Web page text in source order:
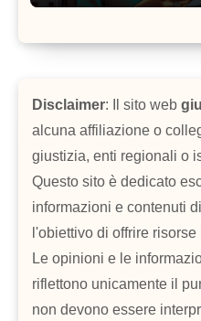
Disclaimer: Il sito web
alcuna affiliazione o
giustizia, enti regionali o
Questo sito è dedicato
informazioni e contenuti
l'obiettivo di offrire
Le opinioni e le
riflettono unicamente il
non devono essere